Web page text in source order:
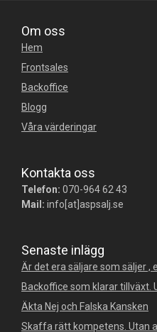
Om oss
Hem
Frontsales
Backoffice
Blogg
Våra värderingar
Kontakta oss
Telefon: 070-964 62 43
Mail: info[at]aspsalj.se
Senaste inlägg
Är det era säljare som säljer ,
Backoffice som klarar tillväxt.
Äkta Nej och Falska Kansken
Skaffa rätt kompetens. Utan